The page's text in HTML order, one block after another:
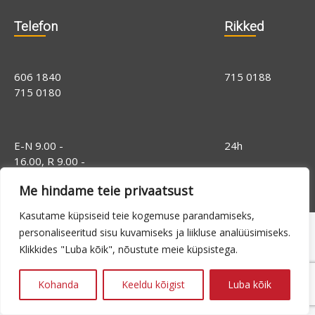
Me hindame teie privaatsust
Kasutame küpsiseid teie kogemuse parandamiseks,
personaliseeritud sisu kuvamiseks ja liikluse analüüsimiseks.
Klikkides "Luba kõik", nõustute meie küpsistega.
Kohanda Keeldu kõigist Luba kõik
Telefon Rikked
606 1840
715 0180
715 0188
E-N 9.00 -
16.00, R 9.00 -
24h